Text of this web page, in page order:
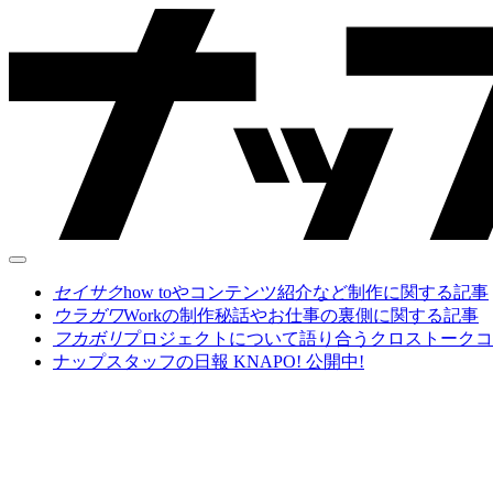
セイサクhow toやコンテンツ紹介など制作に関する記事
ウラガワWorkの制作秘話やお仕事の裏側に関する記事
フカボリプロジェクトについて語り合うクロストーク
ナップスタッフの日報 KNAPO! 公開中!